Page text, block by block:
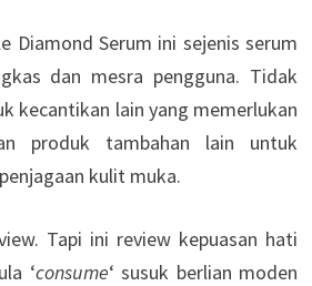
Diamond Serum ini sejenis serum
dan mesra pengguna. Tidak
kecantikan lain yang memerlukan
produk tambahan lain untuk
kulit muka.
Tapi ini review kepuasan hati
‘consume‘ susuk berlian moden